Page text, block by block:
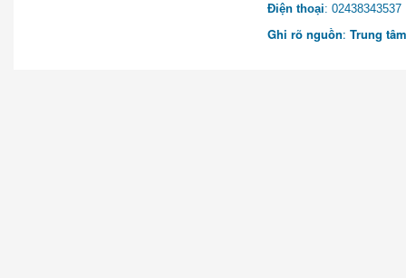
Điện thoại:
Ghi rõ nguồn: Trung